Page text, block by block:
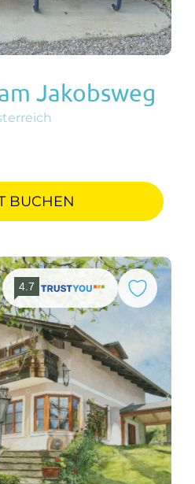
Jakobsweg
BUCHEN
4.7